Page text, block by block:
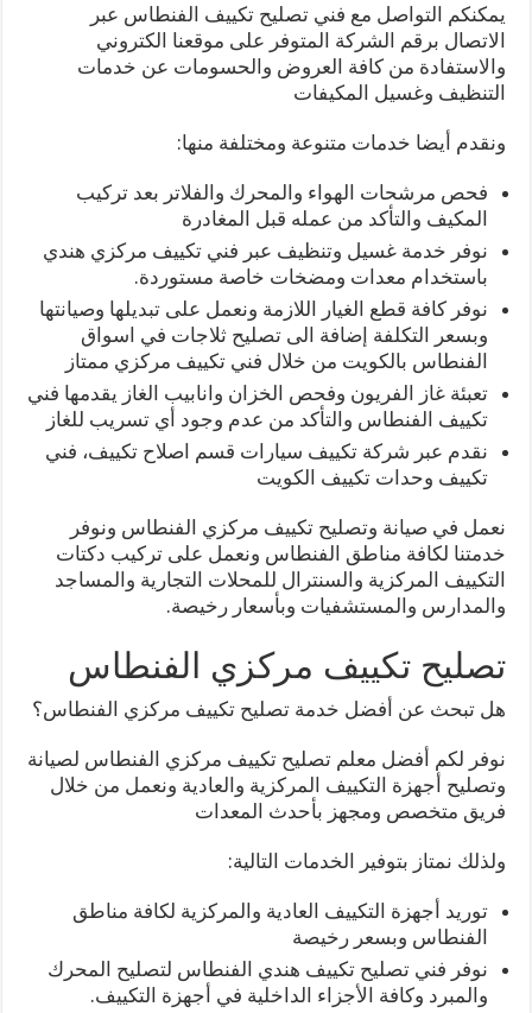
يمكنكم التواصل مع فني تصليح تكييف الفنطاس عبر
الاتصال برقم الشركة المتوفر على موقعنا الكتروني
والاستفادة من كافة العروض والحسومات عن خدمات
التنظيف وغسيل المكيفات
ونقدم أيضا خدمات متنوعة ومختلفة منها:
فحص مرشحات الهواء والمحرك والفلاتر بعد تركيب
المكيف والتأكد من عمله قبل المغادرة
نوفر خدمة غسيل وتنظيف عبر فني تكييف مركزي هندي
باستخدام معدات ومضخات خاصة مستوردة.
نوفر كافة قطع الغيار اللازمة ونعمل على تبديلها وصيانتها
وبسعر التكلفة إضافة الى تصليح ثلاجات في اسواق
الفنطاس بالكويت من خلال فني تكييف مركزي ممتاز
تعبئة غاز الفريون وفحص الخزان وانابيب الغاز يقدمها فني
تكييف الفنطاس والتأكد من عدم وجود أي تسريب للغاز
نقدم عبر شركة تكييف سيارات قسم اصلاح تكييف، فني
تكييف وحدات تكييف الكويت
نعمل في صيانة وتصليح تكييف مركزي الفنطاس ونوفر
خدمتنا لكافة مناطق الفنطاس ونعمل على تركيب دكتات
التكييف المركزية والسنترال للمحلات التجارية والمساجد
والمدارس والمستشفيات وبأسعار رخيصة.
تصليح تكييف مركزي الفنطاس
هل تبحث عن أفضل خدمة تصليح تكييف مركزي الفنطاس؟
نوفر لكم أفضل معلم تصليح تكييف مركزي الفنطاس لصيانة
وتصليح أجهزة التكييف المركزية والعادية ونعمل من خلال
فريق متخصص ومجهز بأحدث المعدات
ولذلك نمتاز بتوفير الخدمات التالية:
توريد أجهزة التكييف العادية والمركزية لكافة مناطق
الفنطاس وبسعر رخيصة
نوفر فني تصليح تكييف هندي الفنطاس لتصليح المحرك
والمبرد وكافة الأجزاء الداخلية في أجهزة التكييف.